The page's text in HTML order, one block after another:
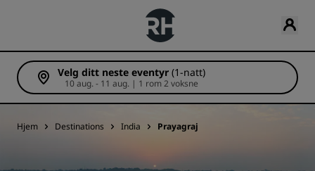
Velg ditt neste eventyr (1-natt)
10 aug. - 11 aug. | 1 rom 2 voksne
Hjem Destinations India Prayagraj